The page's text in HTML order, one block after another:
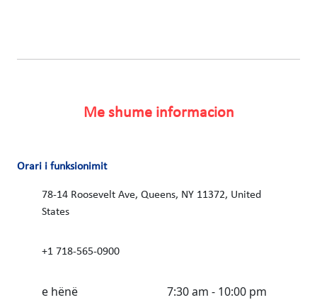
Me shume informacion
Orari i funksionimit
78-14 Roosevelt Ave, Queens, NY 11372, United
States
+1 718-565-0900
e hënë
7:30 am - 10:00 pm